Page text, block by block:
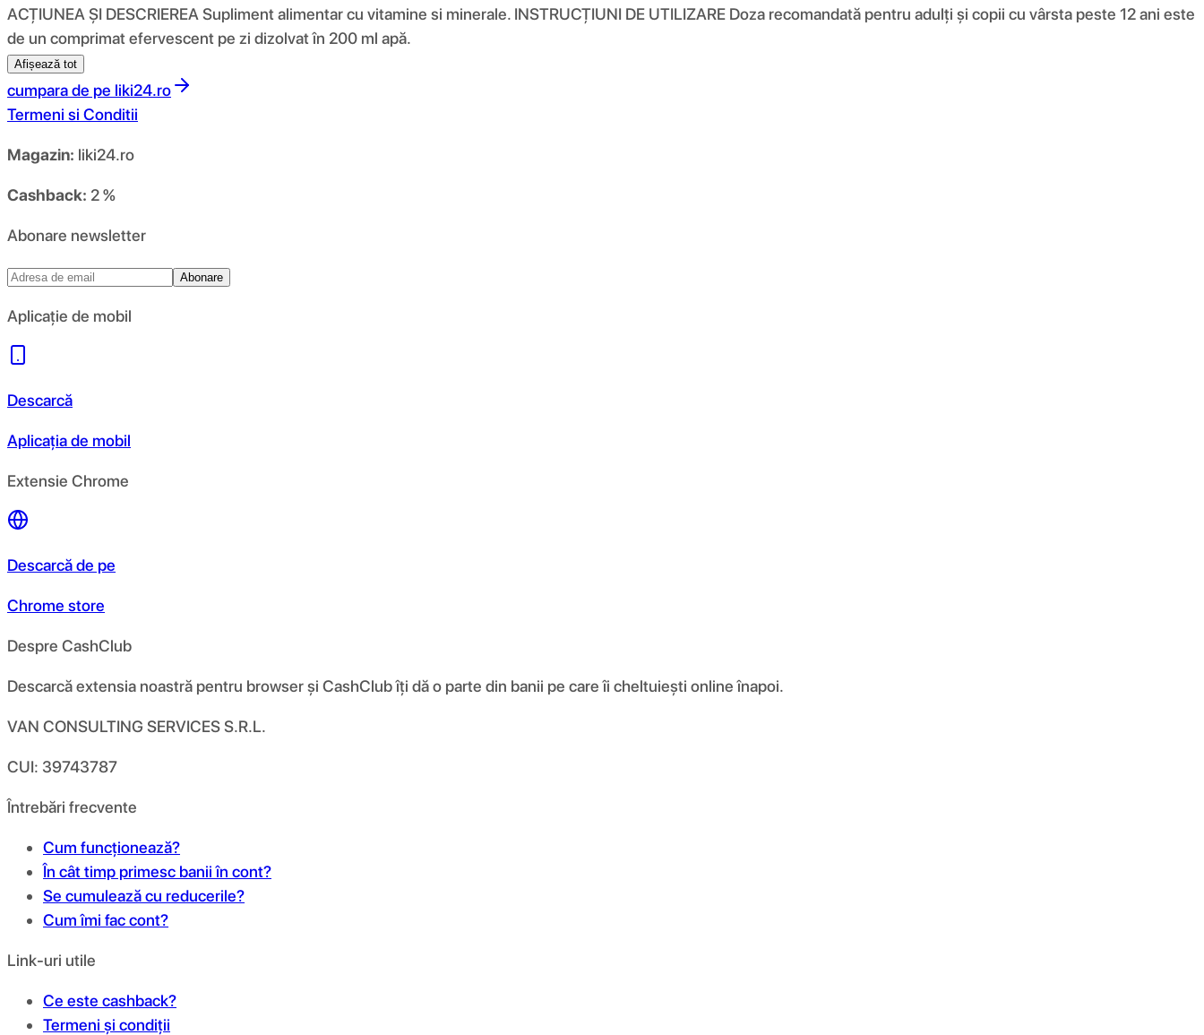
ACȚIUNEA ȘI DESCRIEREA Supliment alimentar cu vitamine si minerale. INSTRUCȚIUNI DE UTILIZARE Doza recomandată pentru adulți și copii cu vârsta peste 12 ani este
de un comprimat efervescent pe zi dizolvat în 200 ml apă.
Afișează tot
cumpara de pe liki24.ro
Termeni si Conditii
Magazin: liki24.ro
Cashback: 2 %
Abonare newsletter
Abonare
Aplicație de mobil
Descarcă
Aplicația de mobil
Extensie Chrome
Descarcă de pe
Chrome store
Despre CashClub
Descarcă extensia noastră pentru browser și CashClub îți dă o parte din banii pe care îi cheltuiești online înapoi.
VAN CONSULTING SERVICES S.R.L.
CUI: 39743787
Întrebări frecvente
Cum funcționează?
În cât timp primesc banii în cont?
Se cumulează cu reducerile?
Cum îmi fac cont?
Link-uri utile
Ce este cashback?
Termeni și condiții